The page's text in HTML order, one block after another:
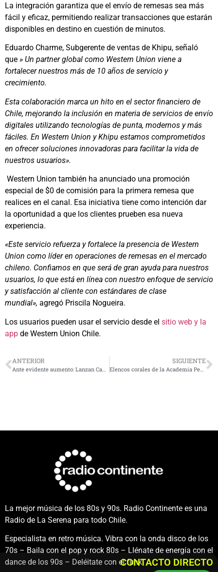
La integración garantiza que el envío de remesas sea más
fácil y eficaz, permitiendo realizar transacciones que estarán
disponibles en destino en cuestión de minutos.
Eduardo Charme, Subgerente de ventas de Khipu, señaló
que » Un partner global como Western Union viene a
fortalecer nuestros más de 10 años de servicio y
crecimiento.
Esta colaboración marca un hito en el sector financiero de
Chile, mejorando la inclusión en materia de servicios de envío
digitales utilizando tecnologías de punta, modernos y más
fáciles. En Western Union y Khipu estamos comprometidos
en ofrecer soluciones innovadoras para facilitar la vida de
nuestros usuarios».
Western Union también ha anunciado una promoción
especial de $0 de comisión para la primera remesa que
realices en el canal. Esa iniciativa tiene como intención dar
la oportunidad a que los clientes prueben esa nueva
experiencia.
«Este servicio refuerza y fortalece la presencia de Western
Union como líder en operaciones de remesas en el mercado
chileno. Confiamos en que será de gran ayuda para nuestros
usuarios, lo que está en línea con nuestro enfoque de servicio
y satisfacción al cliente con estándares de clase
mundial», agregó Priscila Nogueira.
Los usuarios pueden usar el servicio desde el sitio web y la
app de Western Union Chile.
ANTERIOR
Ante evidente aumento: Lanzan Campaña Regional de NO Agresión a Trabajadores de la salud
SIGUIENTE
Elencos corales de la Academia Pedro Aguirre Cerda cautivaron al público de La Serena
La mejor música de los 80s y 90s. Radio Continente es una
Radio de La Serena para todo Chile.
Especialista en retro música. Vibra con la onda disco de los
70s – Baila con el pop y rock 80s – Llénate de energía con el
dance de los 90s – Deléitate con el funk.CONTACTO DIRECTO